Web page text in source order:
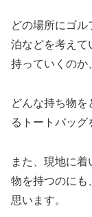
どの場所にゴ
泊などを考えて
持っていくのか
どんな持ち物
るトートバッグ
また、現地に
物を持つのにも
思います。